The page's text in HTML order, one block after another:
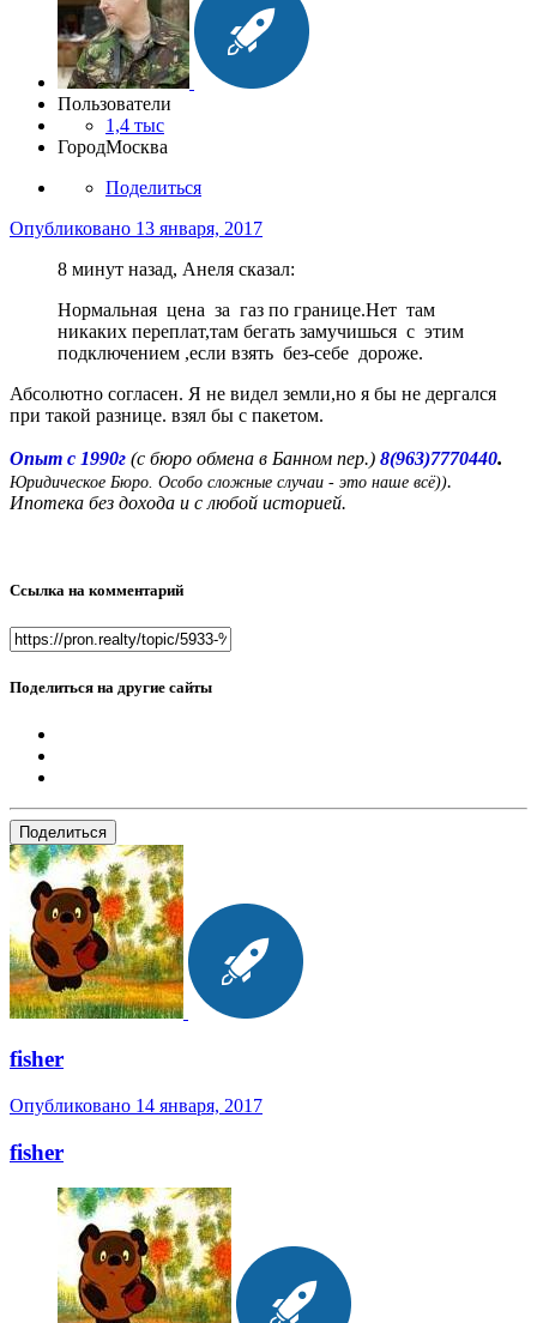
Пользователи
1,4 тыс
ГородМосква
Поделиться
Опубликовано 13 января, 2017
8 минут назад, Анеля сказал:
Нормальная цена за газ по границе.Нет там
никаких переплат,там бегать замучишься с этим
подключением ,если взять без-себе дороже.
Абсолютно согласен. Я не видел земли,но я бы не дергался
при такой разнице. взял бы с пакетом.
Опыт с 1990г (с бюро обмена в Банном пер.) 8(963)7770440.
Юридическое Бюро. Особо сложные случаи - это наше всё)).
Ипотека без дохода и с любой историей.
Ссылка на комментарий
Поделиться на другие сайты
Поделиться
fisher
Опубликовано 14 января, 2017
fisher